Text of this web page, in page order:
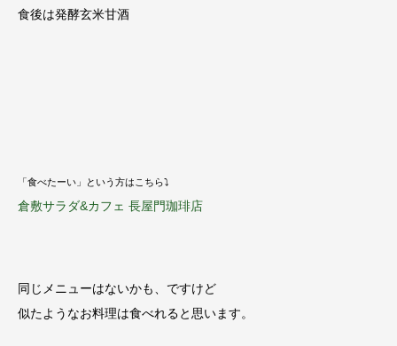
食後は発酵玄米甘酒
「食べたーい」という方はこちら⤵
倉敷サラダ&カフェ 長屋門珈琲店
同じメニューはないかも、ですけど
似たようなお料理は食べれると思います。